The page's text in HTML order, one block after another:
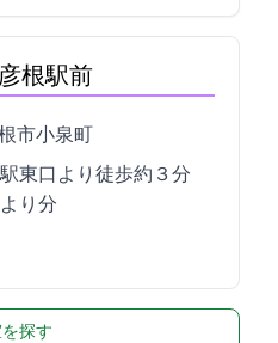
根駅前
小泉町133-1
東口より徒歩約３分
10分
探す